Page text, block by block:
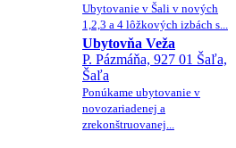
Ubytovanie v Šali v nových
1,2,3 a 4 lôžkových izbách s...
Ubytovňa Veža
P. Pázmáňa, 927 01 Šaľa,
Šaľa
Ponúkame ubytovanie v
novozariadenej a
zrekonštruovanej...